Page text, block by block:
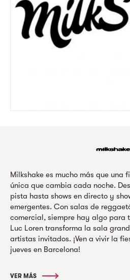
Milkshake es mucho más que una
única que cambia cada noche.
pista hasta shows en directo y
emergentes. Con salas de
comercial, siempre hay algo para
Luc Loren transforma la sala
artistas invitados. ¡Ven a vivir la
jueves en Barcelona!
VER MÁS